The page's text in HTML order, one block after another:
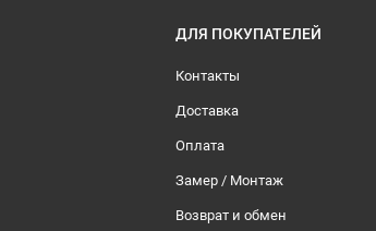
ДЛЯ ПОКУПАТЕЛЕЙ
Контакты
Доставка
Оплата
Замер / Монтаж
Возврат и обмен